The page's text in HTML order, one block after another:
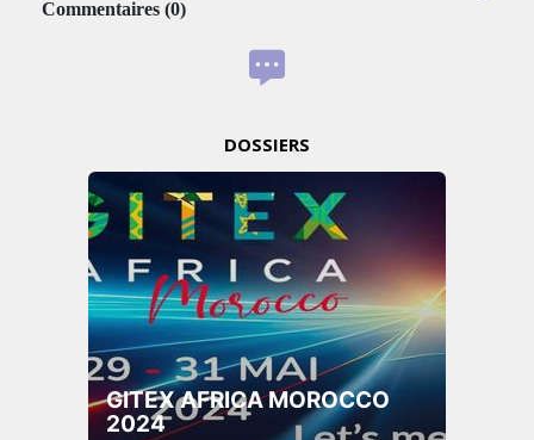
Commentaires (0)
DOSSIERS
GITEX AFRICA MOROCCO
2024